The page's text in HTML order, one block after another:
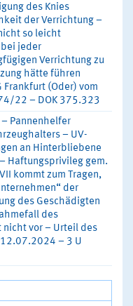
des Knies
der Verrichtung –
so leicht
jeder
Verrichtung zu
hätte führen
Frankfurt (Oder) vom
22 – DOK 375.323
Pannenhelfer
– UV-
an Hinterbliebene
Haftungsprivileg gem.
kommt zum Tragen,
der
des Geschädigten
des
vor – Urteil des
12.07.2024 – 3 U